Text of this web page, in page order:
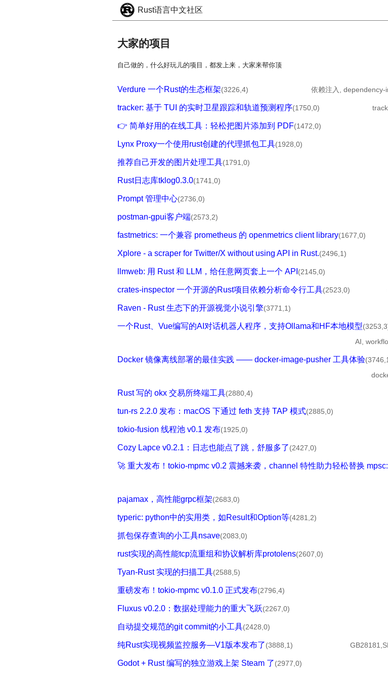
Rust语言中文社区
大家的项目
自己做的，什么好玩儿的项目，都发上来，大家来帮你顶
Verdure 一个Rust的生态框架(3226,4) 依赖注入,
tracker: 基于 TUI 的实时卫星跟踪和轨道预测程序(1750,0)
👉 简单好用的在线工具：轻松把图片添加到 PDF(1472,0)
Lynx Proxy一个使用rust创建的代理抓包工具(1928,0)
推荐自己开发的图片处理工具(1791,0)
Rust日志库tklog0.3.0(1741,0)
Prompt 管理中心(2736,0)
postman-gpui客户端(2573,2)
fastmetrics: 一个兼容 prometheus 的 openmetrics client library(1677,0)
Xplore - a scraper for Twitter/X without using API in Rust.(2496,1)
llmweb: 用 Rust 和 LLM，给任意网页套上一个 API (2145,0)
crates-inspector 一个开源的Rust项目依赖分析命令行工具(2523,0)
Raven - Rust 生态下的开源视觉小说引擎(3771,1)
一个Rust、Vue编写的AI对话机器人程序，支持Ollama和HF本地模型
AI,
Docker 镜像离线部署的最佳实践 —— docker-image-pusher 工具体验
Rust 写的 okx 交易所终端工具(2880,4)
tun-rs 2.2.0 发布：macOS 下通过 feth 支持 TAP 模式(2885,0)
tokio-fusion 线程池 v0.1 发布(1925,0)
Cozy Lapce v0.2.1：日志也能点了跳，舒服多了(2427,0)
🚀 重大发布！tokio-mpmc v0.2 震撼来袭，channel 特性助力轻松替换
pajamax，高性能grpc框架(2683,0)
typeric: python中的实用类，如Result和Option等(4281,2)
抓包保存查询的小工具nsave(2083,0)
rust实现的高性能tcp流重组和协议解析库protolens(2607,0)
Tyan-Rust 实现的扫描工具(2588,5)
重磅发布！tokio-mpmc v0.1.0 正式发布(2796,4)
Fluxus v0.2.0：数据处理能力的重大飞跃(2267,0)
自动提交规范的git commit的小工具(2428,0)
纯Rust实现视频监控服务—V1版本发布了(3888,1)
Godot + Rust 编写的独立游戏上架 Steam 了(2977,0)